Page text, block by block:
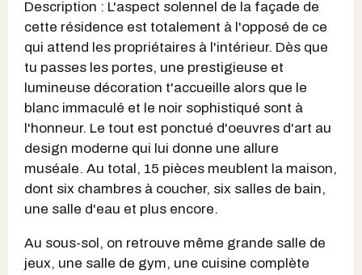
Description : L'aspect solennel de la façade de
cette résidence est totalement à l'opposé de ce
qui attend les propriétaires à l'intérieur. Dès que
tu passes les portes, une prestigieuse et
lumineuse décoration t'accueille alors que le
blanc immaculé et le noir sophistiqué sont à
l'honneur. Le tout est ponctué d'oeuvres d'art au
design moderne qui lui donne une allure
muséale. Au total, 15 pièces meublent la maison,
dont six chambres à coucher, six salles de bain,
une salle d'eau et plus encore.
Au sous-sol, on retrouve même grande salle de
jeux, une salle de gym, une cuisine complète